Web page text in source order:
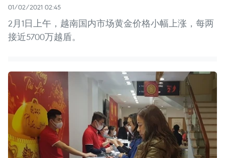
01/02/2021 02:45
2月1日上午，越南国内市场黄金价格小幅上涨，每两
接近5700万越盾。